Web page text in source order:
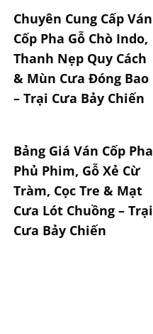
Chuyên Cung Cấp Ván
Cốp Pha Gỗ Chò Indo,
Thanh Nẹp Quy Cách
& Mùn Cưa Đóng Bao
– Trại Cưa Bảy Chiến
Bảng Giá Ván Cốp Pha
Phủ Phim, Gỗ Xẻ Cừ
Tràm, Cọc Tre & Mạt
Cưa Lót Chuồng – Trại
Cưa Bảy Chiến